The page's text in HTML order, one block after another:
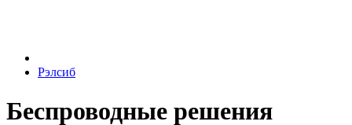
Рэлсиб
Беспроводные решения